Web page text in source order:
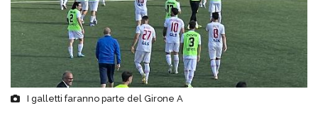
I galletti faranno parte del Girone A